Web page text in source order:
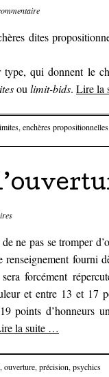
dites
qui donnent le
ou limit-bids. Lire la
, enchères propositionnelles
ne pas se tromper
fourni
forcément
et entre 13 et 17
points d’honneurs
la suite …
, ouverture, précision, psychics